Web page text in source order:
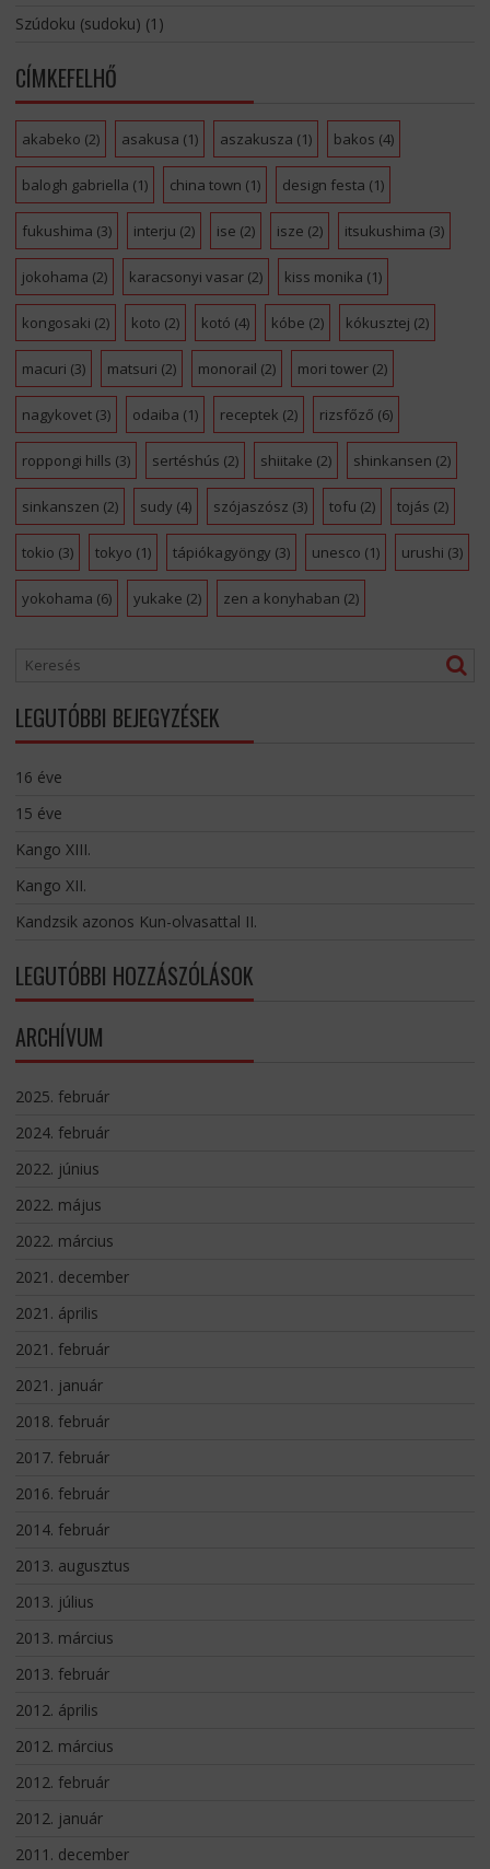
Szúdoku (sudoku) (1)
CÍMKEFELHŐ
akabeko (2) asakusa (1) aszakusza (1) bakos (4)
balogh gabriella (1) china town (1) design festa (1)
fukushima (3) interju (2) ise (2) isze (2) itsukushima (3)
jokohama (2) karacsonyi vasar(2) kiss monika (1)
kongosaki (2) koto (2) kotó (4) kóbe (2) kókusztej (2)
macuri (3) matsuri (2) monorail (2) mori tower(2)
nagykovet(3) odaiba (1) receptek (2) rizsfőző (6)
roppongi hills (3) sertéshús (2) shiitake (2) shinkansen (2)
sinkanszen (2) sudy (4) szójaszósz (3) tofu (2) tojás (2)
tokio (3) tokyo (1) tápiókagyöngy (3) unesco (1) urushi (3)
yokohama (6) yukake (2) zen a konyhaban (2)
LEGUTÓBBI BEJEGYZÉSEK
16 éve
15 éve
Kango XIII.
Kango XII.
Kandzsik azonos Kun-olvasattal II.
LEGUTÓBBI HOZZÁSZÓLÁSOK
ARCHÍVUM
2025. február
2024. február
2022. június
2022. május
2022. március
2021. december
2021. április
2021. február
2021. január
2018. február
2017. február
2016. február
2014. február
2013. augusztus
2013. július
2013. március
2013. február
2012. április
2012. március
2012. február
2012. január
2011. december